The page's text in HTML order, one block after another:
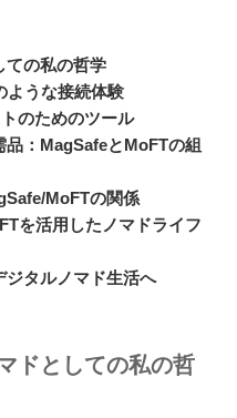
ての私の哲学
ような接続体験
のためのツール
：MagSafeとMoFTの組
MoFTの関係
を活用したノマドライフ
ジタルノマド生活へ
ドとしての私の哲